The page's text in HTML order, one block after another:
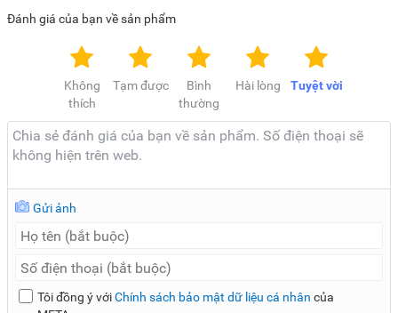
Giữ form dáng quần áo tốt hơn
Chương trình sấy đa dạng – Chăm sóc tối ưu cho từng loại
Máy sấyToshiba TD-BP110GHV(MG) được tích hợp 12
chương trình sấy chuyên biệt, gồm:
Sấy cotton
Sấy đồ len
Sấy đồ thể thao
Sấy áo sơ mi
Làm mới quần áo
Đánh giá của bạn về sản phẩm
Tuyệt vời
Hài lòng
Bình
thường
Tạm được
Không
thích
Gửi ảnh
Tôi đồng ý vớiChính sách bảo mật dữ liệu cá nhân của